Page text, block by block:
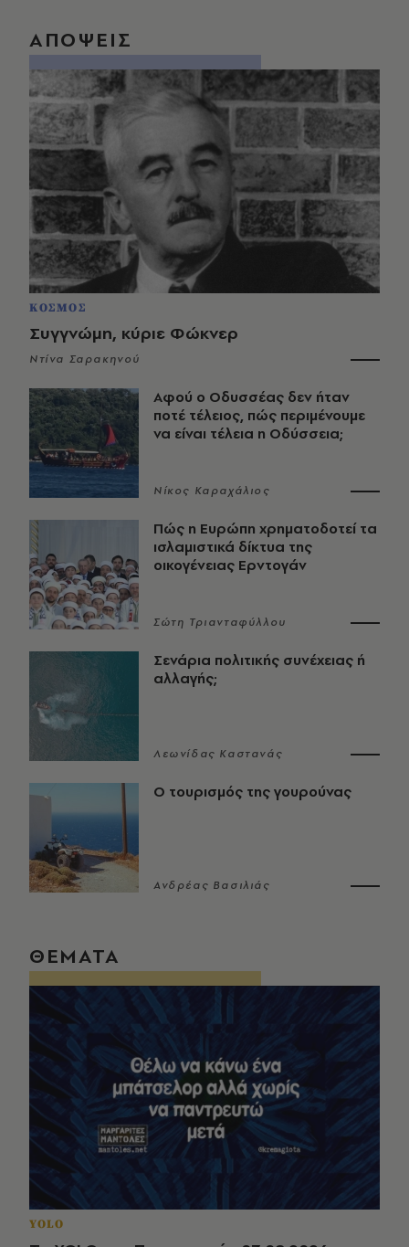
ΑΠΟΨΕΙΣ
ΚΟΣΜΟΣ
Συγγνώμη, κύριε Φώκνερ
Ντίνα Σαρακηνού
Αφού ο Οδυσσέας δεν ήταν
ποτέ τέλειος, πώς περιμένουμε
να είναι τέλεια η Οδύσσεια;
Νίκος Καραχάλιος
Πώς η Ευρώπη χρηματοδοτεί τα
ισλαμιστικά δίκτυα της
οικογένειας Ερντογάν
Σώτη Τριανταφύλλου
Σενάρια πολιτικής συνέχειας ή
αλλαγής;
Λεωνίδας Καστανάς
Ο τουρισμός της γουρούνας
Ανδρέας Βασιλιάς
ΘΕΜΑΤΑ
YOLO